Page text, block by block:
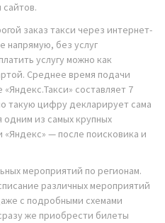
сайтов.
заказ такси через интернет-
напрямую, без услуг
услугу можно как
Среднее время подачи
составляет 7
такую цифру декларирует сама
одним из самых крупных
— после поисковика и
мероприятий по регионам.
различных мероприятий
с подробными схемами
же приобрести билеты